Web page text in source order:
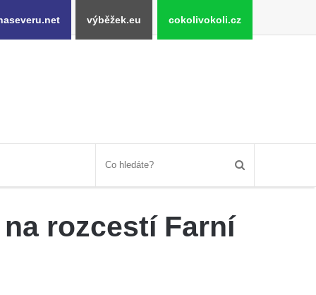
výběžek.eu cokolivokoli.cz
rozcestí Farní